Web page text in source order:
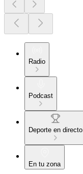
Radio
Podcast
Deporte en directo
En tu zona